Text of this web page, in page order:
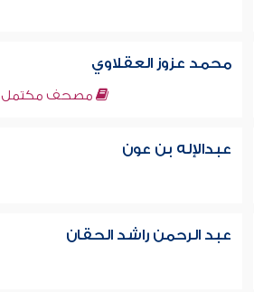
محمد عزوز العقلاوي
مصحف مكتمل
عبدالإله بن عون
عبد الرحمن راشد الحقان